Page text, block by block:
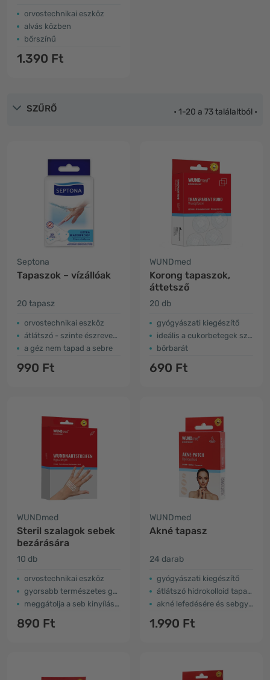
orvostechnikai eszköz
alvás közben
bőrszínű
1.390 Ft
SZŰRŐ • 1-20 a 73 találaltból •
Septona
Tapaszok – vízállóak
20 tapasz
orvostechnikai eszköz
átlátszó - szinte észrevehetetlen
a géz nem tapad a sebre
990 Ft
WUNDmed
Korong tapaszok,
áttetsző
20 db
gyógyászati kiegészítő
ideális a cukorbetegek számára
bőrbarát
690 Ft
WUNDmed
Steril szalagok sebek
bezárására
10 db
orvostechnikai eszköz
gyorsabb természetes gyógyulás
meggátolja a seb kinyílását
890 Ft
WUNDmed
Akné tapasz
24 darab
gyógyászati kiegészítő
átlátszó hidrokolloid tapasz
akné lefedésére és sebgyógyításra
1.990 Ft